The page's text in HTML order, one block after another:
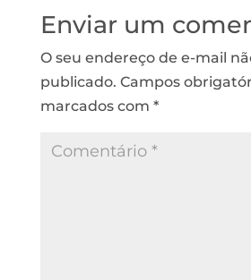
Enviar um
O seu endereço de e-mail
publicado. Campos
marcados com *